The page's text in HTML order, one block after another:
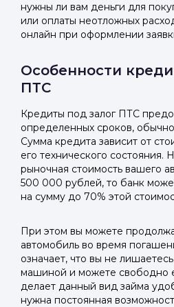
нужны ли вам деньги для
или оплаты неотложных
онлайн при оформлении
Особенности
ПТС
Кредиты под залог ПТС
определенных сроков,
Сумма кредита зависит от
его технического состояния.
рыночная стоимость вашего
500 000 рублей, то банк
на сумму до 70% этой
При этом вы можете
автомобиль во время
означает, что вы не
машиной и можете свободно
делает данный вид займа
нужна постоянная